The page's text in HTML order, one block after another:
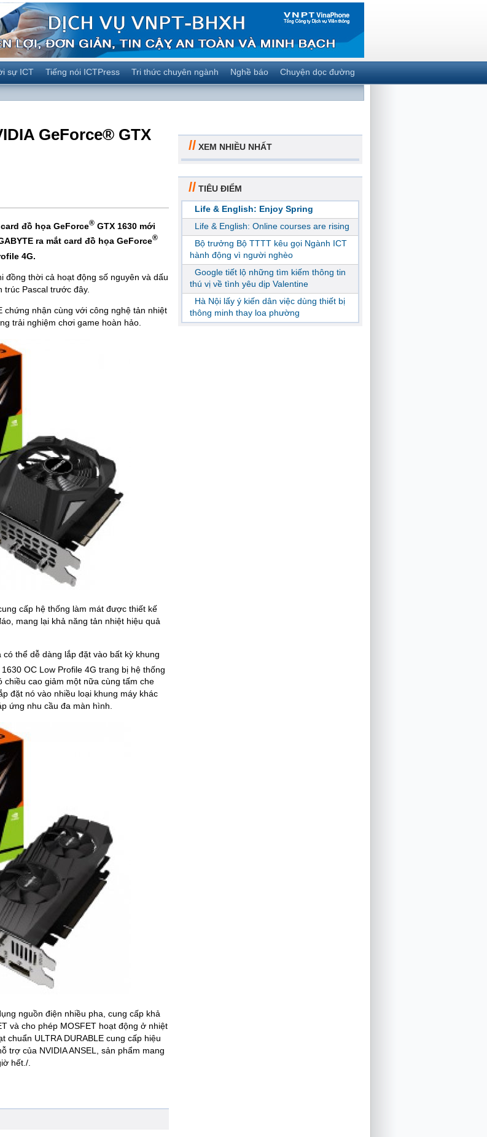
sự ICT Tiếng nói ICTPress Tri thức chuyên ngành Nghề báo Chuyện dọc đường
GeForce® GTX
đồ họa GeForce® GTX 1630 mới
ra mắt card đồ họa GeForce®
4G.
thời cả hoạt động số nguyên và dấu
trúc Pascal trước đây.
chứng nhận cùng với công nghệ tản nhiệt
trải nghiệm chơi game hoàn hảo.
cấp hệ thống làm mát được thiết kế
mang lại khả năng tản nhiệt hiệu quả
thể dễ dàng lắp đặt vào bất kỳ khung
1630 OC Low Profile 4G trang bị hệ thống
chiều cao giảm một nữa cùng tấm che
đặt nó vào nhiều loại khung máy khác
ứng nhu cầu đa màn hình.
nguồn điện nhiều pha, cung cấp khả
và cho phép MOSFET hoạt động ở nhiệt
ULTRA DURABLE cung cấp hiệu
trợ của NVIDIA ANSEL, sản phẩm mang
hết./.
// XEM NHIỀU NHẤT
// TIÊU ĐIỂM
Life & English: Enjoy Spring
Life & English: Online courses are rising
Bộ trưởng Bộ TTTT kêu gọi Ngành ICT
hành động vì người nghèo
Google tiết lộ những tìm kiếm thông tin
thú vị về tình yêu dịp Valentine
Hà Nội lấy ý kiến dân việc dùng thiết bị
thông minh thay loa phường